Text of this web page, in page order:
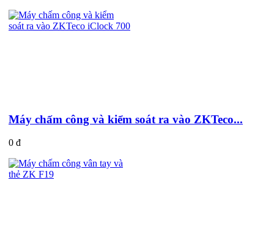
Máy chấm công và kiểm soát ra vào ZKTeco...
0 đ